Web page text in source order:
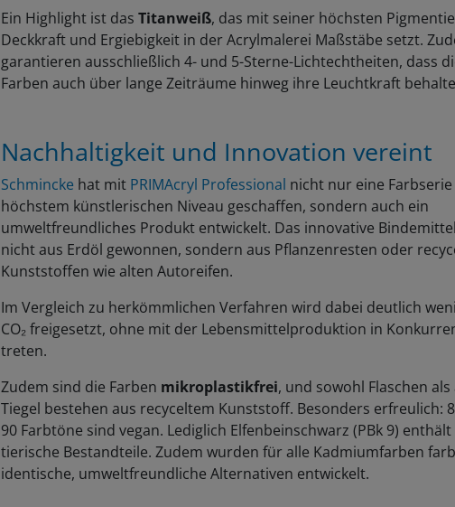
Ein Highlight ist das Titanweiß , das mit seiner höchsten
Deckkraft und Ergiebigkeit in der Acrylmalerei Maßstäbe setzt.
garantieren ausschließlich 4- und 5-Sterne-Lichtechtheiten, dass
Farben auch über lange Zeiträume hinweg ihre Leuchtkraft
Nachhaltigkeit und Innovation vereint
Schmincke hat mit PRIMAcryl Professional nicht nur eine
höchstem künstlerischen Niveau geschaffen, sondern auch ein
umweltfreundliches Produkt entwickelt. Das innovative
nicht aus Erdöl gewonnen, sondern aus Pflanzenresten oder
Kunststoffen wie alten Autoreifen.
Im Vergleich zu herkömmlichen Verfahren wird dabei deutlich
CO₂ freigesetzt, ohne mit der Lebensmittelproduktion in
treten.
Zudem sind die Farben mikroplastikfrei , und sowohl Flaschen
Tiegel bestehen aus recyceltem Kunststoff. Besonders erfreulich:
90 Farbtöne sind vegan. Lediglich Elfenbeinschwarz (PBk 9) enthält
tierische Bestandteile. Zudem wurden für alle Kadmiumfarben
identische, umweltfreundliche Alternativen entwickelt.